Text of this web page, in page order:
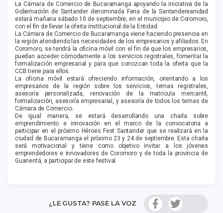
La Cámara de Comercio de Bucaramanga apoyando la iniciativa de la
Gobernación de Santander denominada Feria de la Santandereanidad
estará mañana sábado 10 de septiembre, en el municipio de Coromoro,
con el fin de llevar la oferta institucional de la Entidad.
La Cámara de Comercio de Bucaramanga viene haciendo presencia en
la región atendiendo las necesidades de los empresarios y afiliados. En
Coromoro, se tendrá la oficina móvil con el fin de que los empresarios,
puedan acceder cómodamente a los servicios registrales, fomentar la
formalización empresarial y para que conozcan toda la oferta que la
CCB tiene para ellos.
La oficina móvil estará ofreciendo información, orientando a los
empresarios de la región sobre los servicios, temas registrales,
asesoría personalizada, renovación de la matricula mercantil,
formalización, asesoría empresarial, y asesoría de todos los temas de
Cámara de Comercio.
De igual manera, se estará desarrollando una charla sobre
emprendimiento e innovación en el marco de la convocatoria a
participar en el próximo Héroes Fest Santander que se realizará en la
ciudad de Bucaramanga el próximo 23 y 24 de septiembre. Esta charla
será motivacional y tiene como objetivo invitar a los jóvenes
emprendedores e innovadores de Coromoro y de toda la provincia de
Guanentá, a participar de este festival.
¿LE GUSTA? PASE LA VOZ